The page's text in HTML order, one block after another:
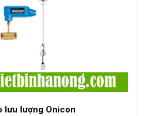
lưu lượng Onicon